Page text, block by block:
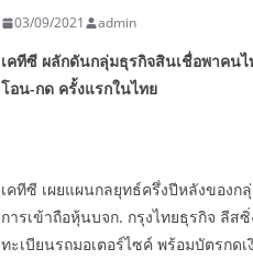
03/09/2021 admin
เคทีซี ผลักดันกลุ่มธุรกิจสินเชื่อพาคนไ
โอน-กด ครั้งแรกในไทย
เคทีซี เผยแผนกลยุทธ์ครึ่งปีหลังของ
การเข้าถือหุ้นบจก. กรุงไทยธุรกิจ ลี
ทะเบียนรถมอเตอร์ไซค์ พร้อมบัตรกด